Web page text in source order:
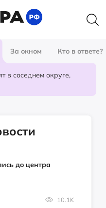
За окном Кто в ответе?
в соседнем округе,
до центра
10.1K